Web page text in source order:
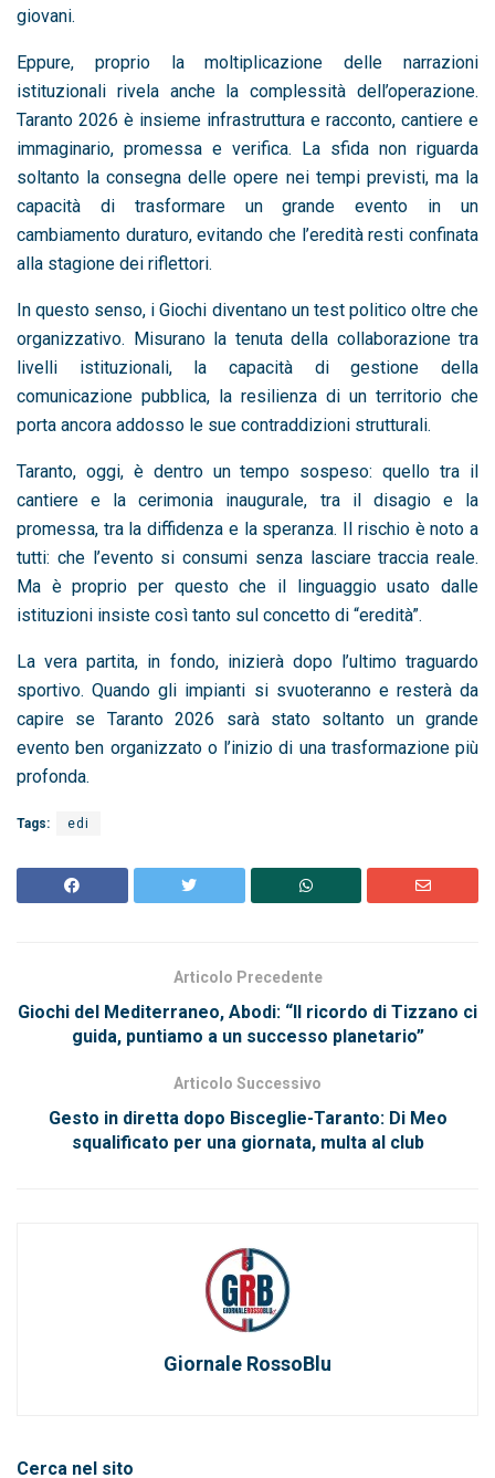
giovani.
Eppure, proprio la moltiplicazione delle narrazioni
istituzionali rivela anche la complessità dell’operazione.
Taranto 2026 è insieme infrastruttura e racconto, cantiere e
immaginario, promessa e verifica. La sfida non riguarda
soltanto la consegna delle opere nei tempi previsti, ma la
capacità di trasformare un grande evento in un
cambiamento duraturo, evitando che l’eredità resti confinata
alla stagione dei riflettori.
In questo senso, i Giochi diventano un test politico oltre che
organizzativo. Misurano la tenuta della collaborazione tra
livelli istituzionali, la capacità di gestione della
comunicazione pubblica, la resilienza di un territorio che
porta ancora addosso le sue contraddizioni strutturali.
Taranto, oggi, è dentro un tempo sospeso: quello tra il
cantiere e la cerimonia inaugurale, tra il disagio e la
promessa, tra la diffidenza e la speranza. Il rischio è noto a
tutti: che l’evento si consumi senza lasciare traccia reale.
Ma è proprio per questo che il linguaggio usato dalle
istituzioni insiste così tanto sul concetto di “eredità”.
La vera partita, in fondo, inizierà dopo l’ultimo traguardo
sportivo. Quando gli impianti si svuoteranno e resterà da
capire se Taranto 2026 sarà stato soltanto un grande
evento ben organizzato o l’inizio di una trasformazione più
profonda.
Tags: edi
Articolo Precedente
Giochi del Mediterraneo, Abodi: “Il ricordo di Tizzano ci
guida, puntiamo a un successo planetario”
Articolo Successivo
Gesto in diretta dopo Bisceglie-Taranto: Di Meo
squalificato per una giornata, multa al club
Giornale RossoBlu
Cerca nel sito